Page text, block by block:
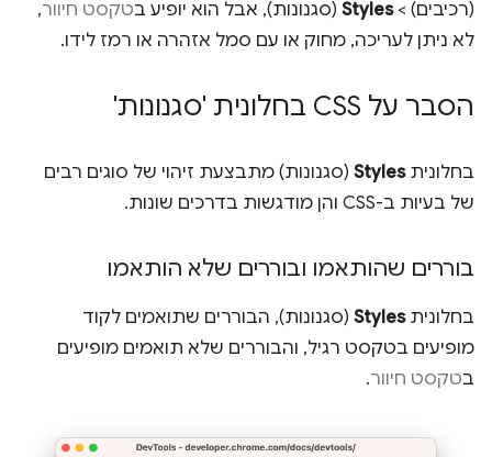
(רכיבים) >Styles (סגנונות), אבל הוא יופיע בטקסט חיוור,
לא ניתן לעריכה, מחוק או עם סמל אזהרה או רמז לידו.
הסבר על CSS בחלונית 'סגנונות'
בחלוניתStyles (סגנונות) מתבצעת זיהוי של סוגים רבים
של בעיות ב-CSS והן מודגשות בדרכים שונות.
בוררים שהותאמו ובוררים שלא הותאמו
בחלוניתStyles (סגנונות), הבוררים שתואמים לקוד
מופיעים בטקסט רגיל, והבוררים שלא תואמים מופיעים
בטקסט חיוור.